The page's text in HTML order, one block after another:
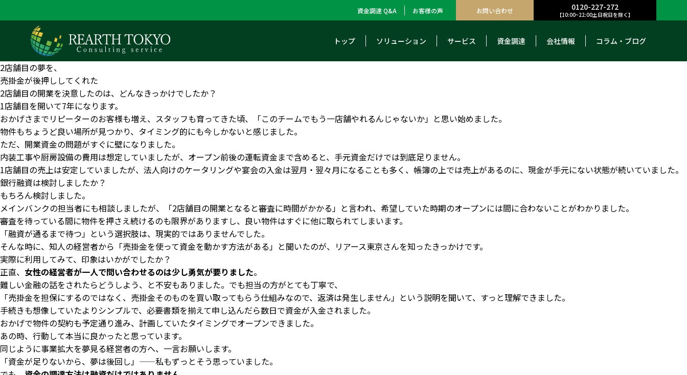
資金調達 Q&A お客様の声 お問い合わせ 0120-227-272
【10:00~22:00土日祝日を除く】
トップ ソリューション サービス 資金調達 会社情報 コラム・ブログ
2店舗目の夢を、
売掛金が後押ししてくれた
2店舗目の開業を決意したのは、どんなきっかけでしたか？
1店舗目を開いて7年になります。
おかげさまでリピーターのお客様も増え、スタッフも育ってきた頃、「このチームでもう一店舗やれるんじゃないか」と思い始めました。
物件もちょうど良い場所が見つかり、タイミング的にも今しかないと感じました。
ただ、開業資金の問題がすぐに壁になりました。
内装工事や厨房設備の費用は想定していましたが、オープン前後の運転資金まで含めると、手元資金だけでは到底足りません。
1店舗目の売上は安定していましたが、法人向けのケータリングや宴会の入金は翌月・翌々月になることも多く、帳簿の上では売上があるのに、現金が手元にない状態が続いていました。
銀行融資は検討しましたか？
もちろん検討しました。
メインバンクの担当者にも相談しましたが、「2店舗目の開業となると審査に時間がかかる」と言われ、希望していた時期のオープンには間に合わないことがわかりました。
審査を待っている間に物件を押さえ続けるのも限界がありますし、良い物件はすぐに他に取られてしまいます。
「融資が通るまで待つ」という選択肢は、現実的ではありませんでした。
そんな時に、知人の経営者から「売掛金を使って資金を動かす方法がある」と聞いたのが、リアース東京さんを知ったきっかけです。
実際に利用してみて、印象はいかがでしたか？
正直、 女性の経営者が一人で問い合わせるのは少し勇気が要りました。
難しい金融の話をされたらどうしよう、と不安もありました。でも担当の方がとても丁寧で、
「売掛金を担保にするのではなく、売掛金そのものを買い取ってもらう仕組みなので、返済は発生しません」という説明を聞いて、すっと理解できました。
手続きも想像していたよりシンプルで、必要書類を揃えて申し込んだら数日で資金が入金されました。
おかげで物件の契約も予定通り進み、計画していたタイミングでオープンできました。
あの時、行動して本当に良かったと思っています。
同じように事業拡大を夢見る経営者の方へ、一言お願いします。
「資金が足りないから、夢は後回し」——私もずっとそう思っていました。